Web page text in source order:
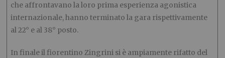
che affrontavano la loro prima esperienza agonistica
internazionale, hanno terminato la gara rispettivamente
al 22° e al 38° posto.
In finale il fiorentino Zingrini si è ampiamente rifatto del